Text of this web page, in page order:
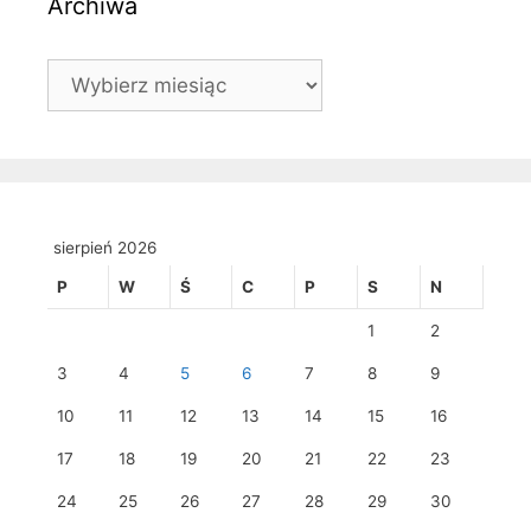
Archiwa
sierpień 2026
P W Ś C P S N
1 2
3 4 5 6 7 8 9
10 11 12 13 14 15 16
17 18 19 20 21 22 23
24 25 26 27 28 29 30